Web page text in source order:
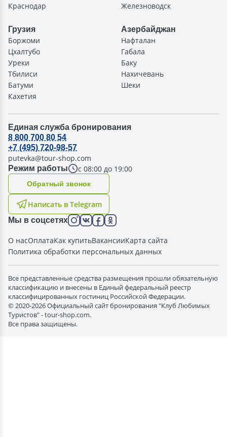
Краснодар
Железноводск
Грузия
Боржоми
Цхалтубо
Уреки
Тбилиси
Батуми
Кахетия
Азербайджан
Нафталан
Габала
Баку
Нахичевань
Шеки
Единая служба бронирования
Режим работы с 08:00 до 19:00
8 800 700 80 54
+7 (495) 720-98-57
putevka@tour-shop.com
Написать в Telegram
Oбратный звонок
Мы в соцсетях
О насОплатаКак купитьВакансииКарта сайта
Политика обработки персональных данных
Все представленные средства размещения прошли обязательную
классификацию и внесены в Единый федеральный реестр
классифицированных гостиниц Российской Федерации.
© 2020-2026 Официальный сайт бронирования "Клуб Любимых
Туристов" - tour-shop.com.
Все права защищены.